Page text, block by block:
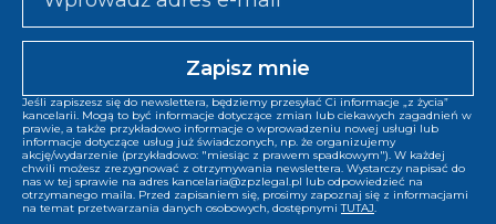
Jeśli zapiszesz się do newslettera, będziemy przesyłać Ci informacje „z życia”
kancelarii. Mogą to być informacje dotyczące zmian lub ciekawych zagadnień w
prawie, a także przykładowo informacje o wprowadzeniu nowej usługi lub
informacje dotyczące usług już świadczonych, np. że organizujemy
akcję/wydarzenie (przykładowo: "miesiąc z prawem spadkowym"). W każdej
chwili możesz zrezygnować z otrzymywania newslettera. Wystarczy napisać do
nas w tej sprawie na adres kancelaria@zpzlegal.pl lub odpowiedzieć na
otrzymanego maila. Przed zapisaniem się, prosimy zapoznaj się z informacjami
na temat przetwarzania danych osobowych, dostępnymiTUTAJ.